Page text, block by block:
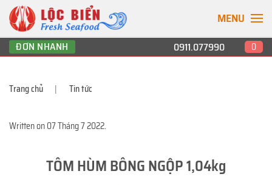
MENU
ĐƠN NHANH 0911.077990 0
Trang chủ Tin tức
Written on07 Tháng 7 2022.
TÔM HÙM BÔNG NGỘP 1,04kg